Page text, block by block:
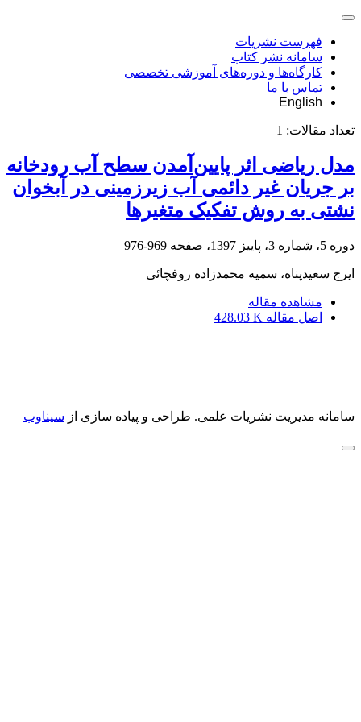
فهرست نشریات
سامانه نشر کتاب
کارگاه‌ها و دوره‌های آموزشی تخصصی
تماس با ما
English
تعداد مقالات: 1
مدل ریاضی اثر پایین‌آمدن سطح آب رودخانه
بر جریان غیر دائمی آب زیرزمینی در آبخوان
نشتی به روش تفکیک متغیرها
دوره 5، شماره 3، پاییز 1397، صفحه 969-976
ایرج سعیدپناه، سمیه محمدزاده روفچائی
مشاهده مقاله
اصل مقاله 428.03 K
سامانه مدیریت نشریات علمی. طراحی و پیاده سازی از سیناوب